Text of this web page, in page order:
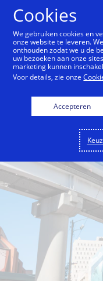
Back to City Guide
Cookies
We gebruiken cookies en
onze website te leveren.
onthouden zodat we u de
uw bezoeken aan onze
marketing kunnen
Voor details, zie onze
Accepteren